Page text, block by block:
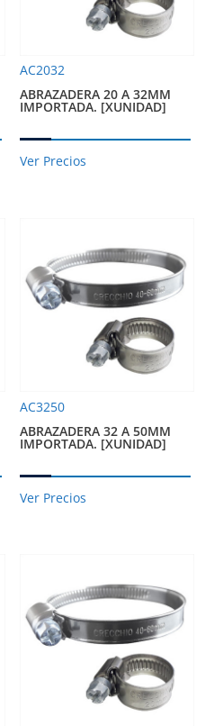
AC2032
ABRAZADERA 20 A 32MM
IMPORTADA. [XUNIDAD]
Ver Precios
AC3250
ABRAZADERA 32 A 50MM
IMPORTADA. [XUNIDAD]
Ver Precios